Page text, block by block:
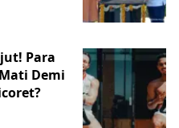
Para
Demi